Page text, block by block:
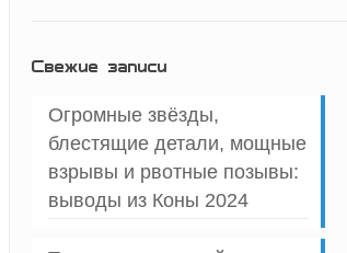
Свежие записи
Огромные звёзды,
блестящие детали, мощные
взрывы и рвотные позывы:
выводы из Коны 2024